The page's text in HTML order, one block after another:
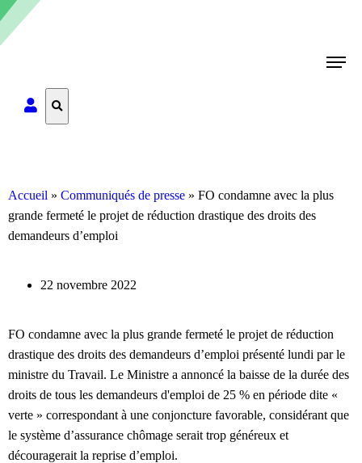
Accueil » Communiqués de presse » FO condamne avec la plus
grande fermeté le projet de réduction drastique des droits des
demandeurs d’emploi
22 novembre 2022
FO condamne avec la plus grande fermeté le projet de réduction
drastique des droits des demandeurs d’emploi présenté lundi par le
ministre du Travail. Le Ministre a annoncé la baisse de la durée des
droits de tous les demandeurs d'emploi de 25 % en période dite «
verte » correspondant à une conjoncture favorable, considérant que
le système d’assurance chômage serait trop généreux et
découragerait la reprise d’emploi.